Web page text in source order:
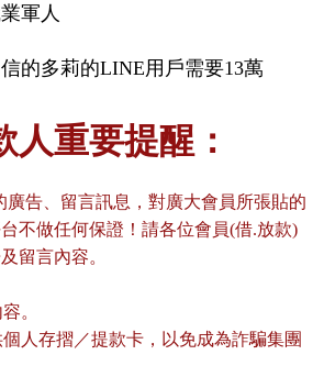
軍人
的多莉的LINE用戶需要13萬
人重要提醒：
廣告、留言訊息，對廣大會員所張貼的
不做任何保證！請各位會員(借.放款)
留言內容。
。
人存摺／提款卡，以免成為詐騙集團